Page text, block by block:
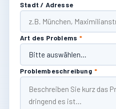
Stadt / Adresse
Art des Problems *
Problembeschreibung *